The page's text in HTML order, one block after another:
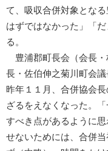
て、吸収合併対象とな
はずではなかった」「
る。
豊浦郡町長会（会長・
長・佐伯伸之菊川町会
昨年１１月、合併協会
ざるをえなくなった。
すべき点があるように
せないためには、合併